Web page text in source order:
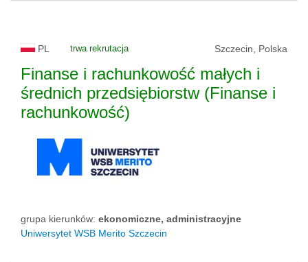
PL trwa rekrutacja Szczecin, Polska
Finanse i rachunkowość małych i
średnich przedsiębiorstw (Finanse i
rachunkowość)
grupa kierunków: ekonomiczne, administracyjne
Uniwersytet WSB Merito Szczecin